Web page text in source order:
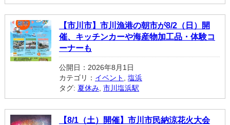
【市川市】市川漁港の朝市が8/2（日）開
催、キッチンカーや海産物加工品・体験コ
ーナーも
公開日：2026年8月1日
カテゴリ： イベント
塩浜
タグ: 夏休み, 市川塩浜駅
【8/1（土）開催】市川市民納涼花火大会